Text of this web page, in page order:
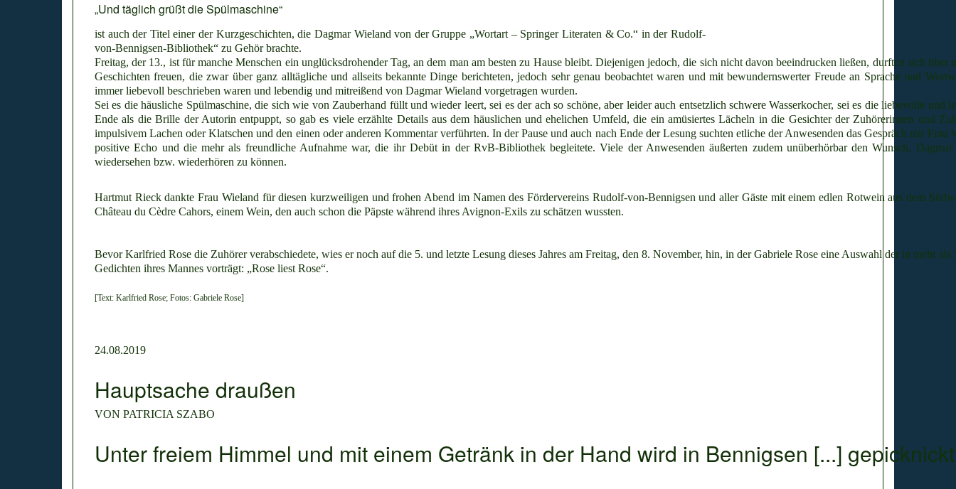
„Und täglich grüßt die Spülmaschine“
ist auch der Titel einer der Kurzgeschichten, die Dagmar Wieland von der Gruppe „Wortart – Springer Literaten & Co.“ in der Rudolf-
von-Bennigsen-Bibliothek“ zu Gehör brachte.
Freitag, der 13., ist für manche Menschen ein unglücksdrohender Tag, an dem man am besten zu Hause bleibt. Diejenigen jedoch, die sich nicht davon beeindrucken ließen, durften sich über
Geschichten freuen, die zwar über ganz alltägliche und allseits bekannte Dinge berichteten, jedoch sehr genau beobachtet waren und mit bewundernswerter Freude an Sprache und
immer liebevoll beschrieben waren und lebendig und mitreißend von Dagmar Wieland vorgetragen wurden.
Sei es die häusliche Spülmaschine, die sich wie von Zauberhand füllt und wieder leert, sei es der ach so schöne, aber leider auch entsetzlich schwere Wasserkocher, sei es die liebevolle und
Ende als die Brille der Autorin entpuppt, so gab es viele erzählte Details aus dem häuslichen und ehelichen Umfeld, die ein amüsiertes Lächeln in die Gesichter der Zuhörerinnen und
impulsivem Lachen oder Klatschen und den einen oder anderen Kommentar verführten. In der Pause und auch nach Ende der Lesung suchten etliche der Anwesenden das Gespräch mit Frau
positive Echo und die mehr als freundliche Aufnahme war, die ihr Debüt in der RvB-Bibliothek begleitete. Viele der Anwesenden äußerten zudem unüberhörbar den Wunsch, Dagmar
wiedersehen bzw. wiederhören zu können.
Hartmut Rieck dankte Frau Wieland für diesen kurzweiligen und frohen Abend im Namen des Fördervereins Rudolf-von-Bennigsen und aller Gäste mit einem edlen Rotwein aus dem
Château du Cèdre Cahors, einem Wein, den auch schon die Päpste während ihres Avignon-Exils zu schätzen wussten.
Bevor Karlfried Rose die Zuhörer verabschiedete, wies er noch auf die 5. und letzte Lesung dieses Jahres am Freitag, den 8. November, hin, in der Gabriele Rose eine Auswahl der in mehr als
Gedichten ihres Mannes vorträgt: „Rose liest Rose“.
[Text: Karlfried Rose; Fotos: Gabriele Rose]
24.08.2019
Hauptsache draußen
VON PATRICIA SZABO
Unter freiem Himmel und mit einem Getränk in der Hand wird in Bennigsen [...] gepicknickt